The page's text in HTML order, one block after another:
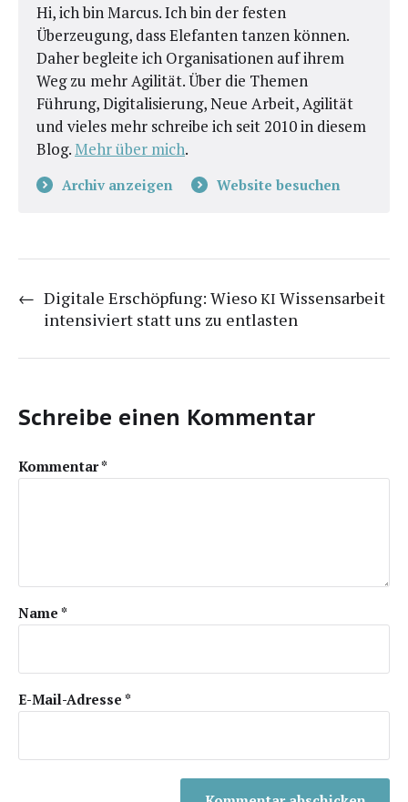
Hi, ich bin Marcus. Ich bin der festen
Überzeugung, dass Elefanten tanzen können.
Daher begleite ich Organisationen auf ihrem
Weg zu mehr Agilität. Über die Themen
Führung, Digitalisierung, Neue Arbeit, Agilität
und vieles mehr schreibe ich seit 2010 in diesem
Blog. Mehr über mich.
Archiv anzeigen Website besuchen
← Digitale Erschöpfung: WiesoKI Wissensarbeit
intensiviert statt uns zu entlasten
Schreibe einen Kommentar
Kommentar*
Name *
E-Mail-Adresse *